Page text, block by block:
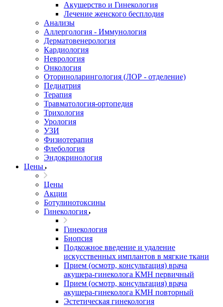
Акушерство и Гинекология
Лечение женского бесплодия
Анализы
Аллергология - Иммунология
Дерматовенерология
Кардиология
Неврология
Онкология
Оториноларингология (ЛОР - отделение)
Педиатрия
Терапия
Травматология-ортопедия
Трихология
Урология
УЗИ
Физиотерапия
Флебология
Эндокринология
Цены
Цены
Акции
Ботулинотоксины
Гинекология
Гинекология
Биопсия
Подкожное введение и удаление
искусственных имплантов в мягкие ткани
Прием (осмотр, консультация) врача
акушера-гинеколога КМН первичный
Прием (осмотр, консультация) врача
акушера-гинеколога КМН повторный
Эстетическая гинекология